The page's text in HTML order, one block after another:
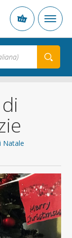
Natale